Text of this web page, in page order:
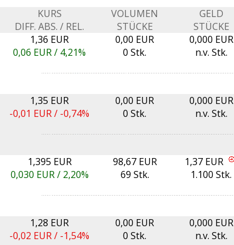
KURS
DIFF. ABS. / REL.
VOLUMEN
STÜCKE
GELD
STÜCKE
1,36 EUR
0,06 EUR / 4,21%
0,00 EUR
0 Stk.
0,000 EUR
n.v. Stk.
1,35 EUR
-0,01 EUR / -0,74%
0,00 EUR
0 Stk.
0,000 EUR
n.v. Stk.
1,395 EUR
0,030 EUR / 2,20%
98,67 EUR
69 Stk.
1,37 EUR
1.100 Stk.
1,28 EUR
-0,02 EUR / -1,54%
0,00 EUR
0 Stk.
0,000 EUR
n.v. Stk.